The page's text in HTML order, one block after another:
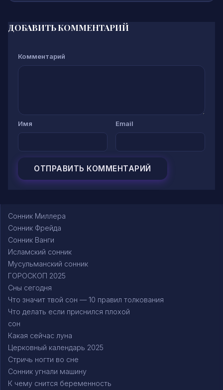
ДОБАВИТЬ КОММЕНТАРИЙ
Комментарий
Имя Email
Сонник Миллера
Сонник Фрейда
Сонник Ванги
Исламский сонник
Мусульманский сонник
ГОРОСКОП 2025
Сны сегодня
Что значит твой сон — 10 правил толкования
Что делать если приснился плохой
сон
Какая сейчас луна
Церковный календарь 2025
Стричь ногти во сне
Сонник угнали машину
К чему снится беременность